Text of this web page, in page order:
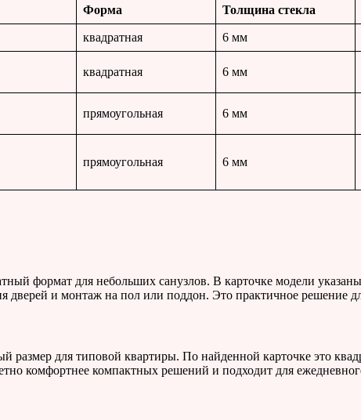
Форма Толщина стекла
квадратная 6 мм
квадратная 6 мм
прямоугольная 6 мм
прямоугольная 6 мм
формат для небольших санузлов. В карточке модели
дверей и монтаж на пол или поддон. Это практичное решение
размер для типовой квартиры. По найденной карточке это
комфортнее компактных решений и подходит для